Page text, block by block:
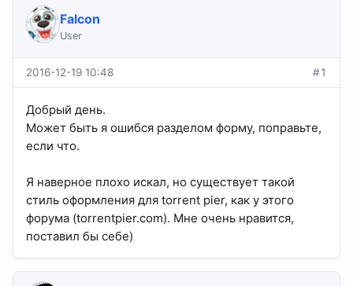
Falcon
User
2016-12-19 10:48 #1
Добрый день.
Может быть я ошибся разделом форму, поправьте,
если что.
Я наверное плохо искал, но существует такой
стиль оформления для torrent pier, как у этого
форума (torrentpier.com). Мне очень нравится,
поставил бы себе)